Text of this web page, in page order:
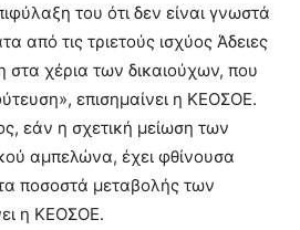
του ότι δεν είναι γνωστά
από τις τριετούς ισχύος Άδειες
στα χέρια των δικαιούχων, που
επισημαίνει η ΚΕΟΣΟΕ.
εάν η σχετική μείωση των
αμπελώνα, έχει φθίνουσα
ποσοστά μεταβολής των
η ΚΕΟΣΟΕ.